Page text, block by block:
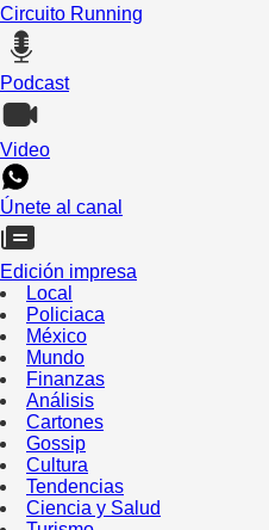
Circuito Running
Podcast
Video
Únete al canal
Edición impresa
Local
Policiaca
México
Mundo
Finanzas
Análisis
Cartones
Gossip
Cultura
Tendencias
Ciencia y Salud